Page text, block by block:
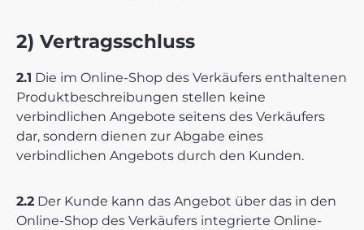
2) Vertragsschluss
2.1 Die im Online-Shop des Verkäufers enthaltenen
Produktbeschreibungen stellen keine
verbindlichen Angebote seitens des Verkäufers
dar, sondern dienen zur Abgabe eines
verbindlichen Angebots durch den Kunden.
2.2 Der Kunde kann das Angebot über das in den
Online-Shop des Verkäufers integrierte Online-